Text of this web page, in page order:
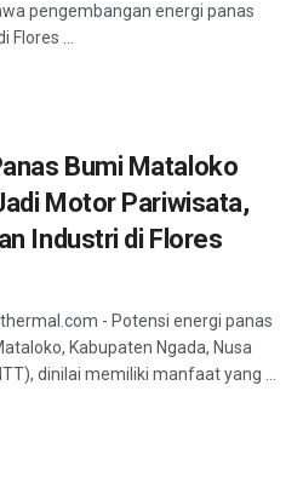
pengembangan energi panas
...
Bumi Mataloko
Motor Pariwisata,
Industri di Flores
- Potensi energi panas
Kabupaten Ngada, Nusa
dinilai memiliki manfaat yang ...